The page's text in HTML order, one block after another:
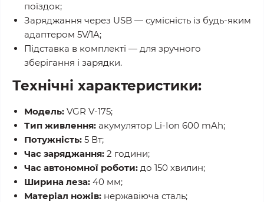
поїздок;
Заряджання через USB — сумісність із будь-яким
адаптером 5V/1A;
Підставка в комплекті — для зручного
зберігання і зарядки.
Технічні характеристики:
Модель: VGR V-175;
Тип живлення: акумулятор Li-Ion 600 mAh;
Потужність: 5 Вт;
Час заряджання: 2 години;
Час автономної роботи: до 150 хвилин;
Ширина леза: 40 мм;
Матеріал ножів: нержавіюча сталь;